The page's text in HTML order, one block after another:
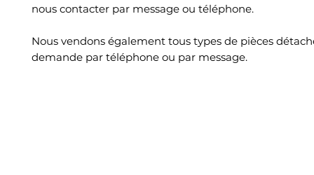
nous contacter par message ou téléphone.
Nous vendons également tous types de pièces
demande par téléphone ou par message.